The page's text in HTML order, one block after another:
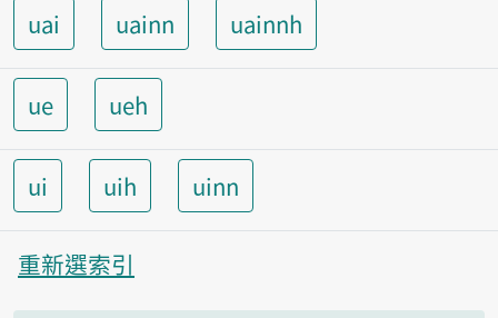
uai uainn uainnh
ue ueh
ui uih uinn
重新選索引